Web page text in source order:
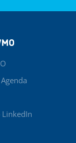
LinkedIn